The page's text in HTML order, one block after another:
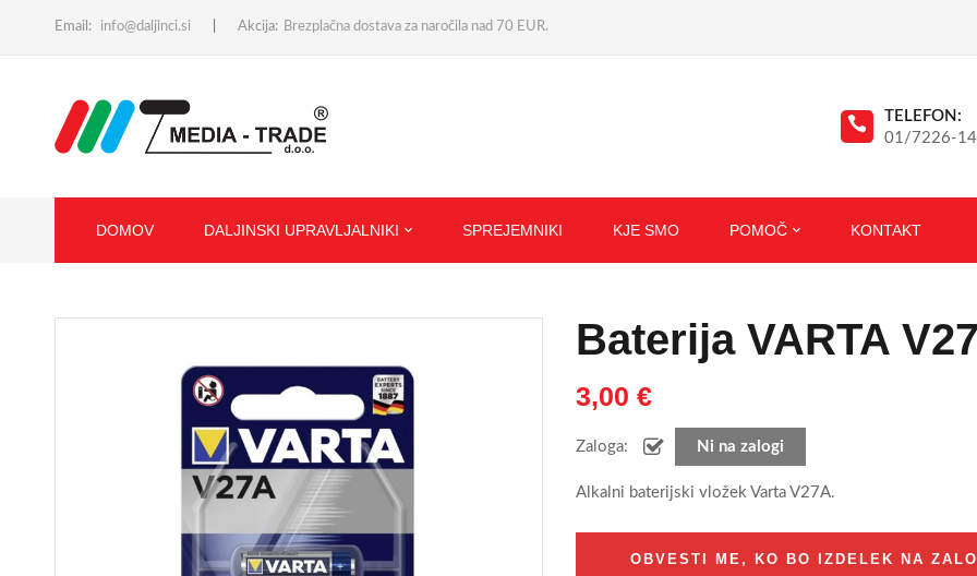
Email: info@daljinci.si Akcija: Brezplačna dostava za naročila nad 70 EUR.
TELEFON:
01/7226-
DOMOV DALJINSKI UPRAVLJALNIKI SPREJEMNIKI KJE SMO POMOČ KONTAKT
Baterija VARTA
3,00 €
Zaloga: Ni na zalogi
Alkalni baterijski vložek Varta V27A.
OBVESTI ME, KO BO IZDELEK NA